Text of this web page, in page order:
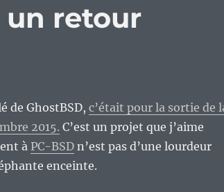
un retour
de GhostBSD, c’était pour la sortie de
2015. C’est un projet que j’aime
à PC-BSDn’est pas d’une lourdeur
enceinte.